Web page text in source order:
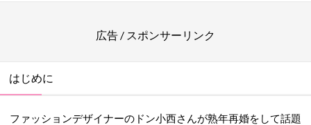
広告 / スポンサーリンク
はじめに
ファッションデザイナーのドン小西さんが熟年再婚をして話題